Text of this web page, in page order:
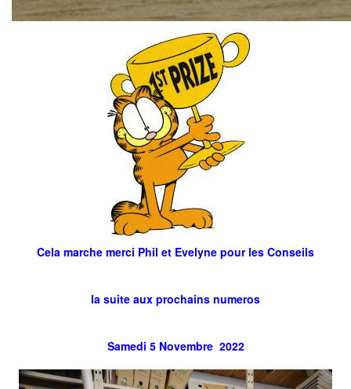
Cela marche merci Phil et Evelyne pour les Conseils
la suite aux prochains numeros
Samedi 5 Novembre 2022